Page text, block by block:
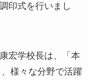
印式を行いまし
宏学校長は、「本
様々な分野で活躍